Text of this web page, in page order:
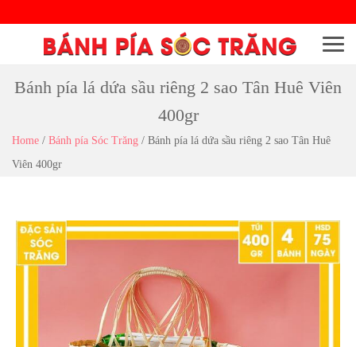
Menu
Bánh pía lá dứa sầu riêng 2 sao Tân Huê Viên
400gr
Home / Bánh pía Sóc Trăng / Bánh pía lá dứa sầu riêng 2 sao Tân Huê
Viên 400gr